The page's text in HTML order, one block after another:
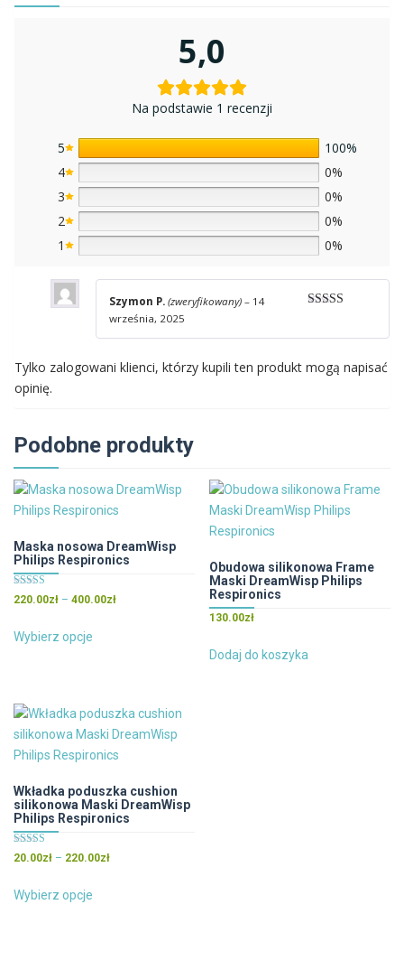
5,0
Na podstawie 1 recenzji
5
100%
4
0%
3
0%
2
0%
1
0%
Szymon P. (zweryfikowany) – 14
września, 2025
Tylko zalogowani klienci, którzy kupili ten produkt mogą napisać
opinię.
Podobne produkty
Maska nosowa DreamWisp
Philips Respironics
Oceniono
5.00
220.00zł – 400.00złZakres
Wybierz opcje
wariantów.
Opcje
można
na
stronie
Obudowa silikonowa Frame
Maski DreamWisp Philips
Respironics
130.00zł
Dodaj do koszyka
Wkładka poduszka cushion
silikonowa Maski DreamWisp
Philips Respironics
Oceniono
5.00
20.00zł – 220.00złZakres
Wybierz opcje